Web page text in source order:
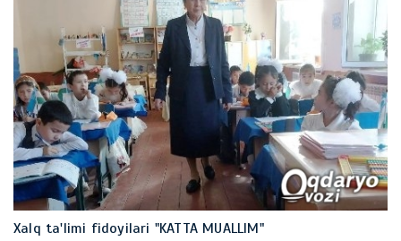
Xalq ta'limi fidoyilari "KATTA MUALLIM"